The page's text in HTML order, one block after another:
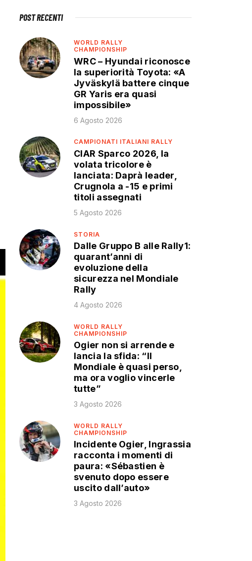
POST RECENTI
WORLD RALLY
CHAMPIONSHIP
WRC – Hyundai riconosce
la superiorità Toyota: «A
Jyväskylä battere cinque
GR Yaris era quasi
impossibile»
6 Agosto 2026
CAMPIONATI ITALIANI RALLY
CIAR Sparco 2026, la
volata tricolore è
lanciata: Daprà leader,
Crugnola a -15 e primi
titoli assegnati
5 Agosto 2026
STORIA
Dalle Gruppo B alle Rally1:
quarant’anni di
evoluzione della
sicurezza nel Mondiale
Rally
4 Agosto 2026
WORLD RALLY
CHAMPIONSHIP
Ogier non si arrende e
lancia la sfida: “Il
Mondiale è quasi perso,
ma ora voglio vincerle
tutte”
3 Agosto 2026
WORLD RALLY
CHAMPIONSHIP
Incidente Ogier, Ingrassia
racconta i momenti di
paura: «Sébastien è
svenuto dopo essere
uscito dall’auto»
3 Agosto 2026